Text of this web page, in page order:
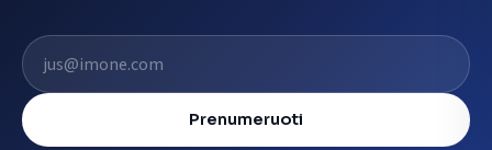
El. pašto adresas
Prenumeruoti